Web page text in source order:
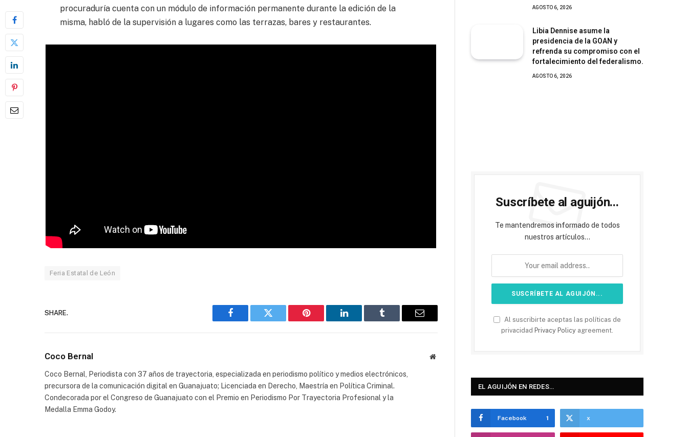
procuraduría cuenta con un módulo de información permanente durante la edición de la
misma, habló de la supervisión a lugares como las terrazas, bares y restaurantes.
Feria Estatal de León
SHARE.
Facebook Twitter Pinterest LinkedIn Tumblr Email
Coco Bernal Website
Coco Bernal, Periodista con 37 años de trayectoria, especializada en periodismo político y medios electrónicos,
precursora de la comunicación digital en Guanajuato; Licenciada en Derecho, Maestría en Política Criminal.
Condecorada por el Congreso de Guanajuato con el Premio en Periodismo Por Trayectoria Profesional y la
Medalla Emma Godoy.
AGOSTO 6, 2026
Libia Dennise asume la
presidencia de la GOAN y
refrenda su compromiso con el
fortalecimiento del federalismo.
AGOSTO 6, 2026
Suscríbete al aguijón...
Te mantendremos informado de todos
nuestros artículos...
Al suscribirte aceptas las políticas de
privacidad Privacy Policy agreement.
EL AGUIJÓN EN REDES…
Facebook 1 x